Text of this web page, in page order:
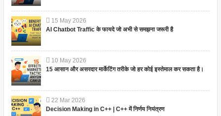
15 May 2026
AI Chatbot Traffic के फायदे जो अभी से समझना जरूरी है
10 May 2026
15 आसान और असरदार मार्केटिंग तरीके जो हर कोई इस्तेमाल कर सकता है।
22 Mar 2026
Decision Making in C++ | C++ में निर्णय नियंत्रण